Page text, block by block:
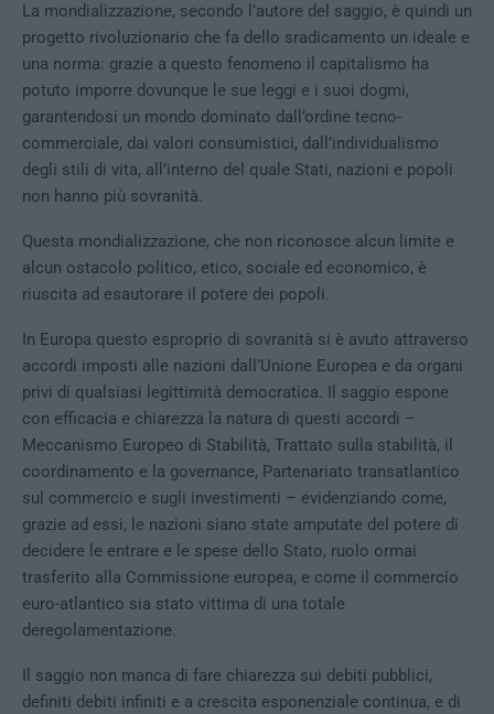
La mondializzazione, secondo l’autore del saggio, è quindi un
progetto rivoluzionario che fa dello sradicamento un ideale e
una norma: grazie a questo fenomeno il capitalismo ha
potuto imporre dovunque le sue leggi e i suoi dogmi,
garantendosi un mondo dominato dall’ordine tecno-
commerciale, dai valori consumistici, dall’individualismo
degli stili di vita, all’interno del quale Stati, nazioni e popoli
non hanno più sovranità.
Questa mondializzazione, che non riconosce alcun limite e
alcun ostacolo politico, etico, sociale ed economico, è
riuscita ad esautorare il potere dei popoli.
In Europa questo esproprio di sovranità si è avuto attraverso
accordi imposti alle nazioni dall’Unione Europea e da organi
privi di qualsiasi legittimità democratica. Il saggio espone
con efficacia e chiarezza la natura di questi accordi –
Meccanismo Europeo di Stabilità, Trattato sulla stabilità, il
coordinamento e la governance, Partenariato transatlantico
sul commercio e sugli investimenti – evidenziando come,
grazie ad essi, le nazioni siano state amputate del potere di
decidere le entrare e le spese dello Stato, ruolo ormai
trasferito alla Commissione europea, e come il commercio
euro-atlantico sia stato vittima di una totale
deregolamentazione.
Il saggio non manca di fare chiarezza sui debiti pubblici,
definiti debiti infiniti e a crescita esponenziale continua, e di